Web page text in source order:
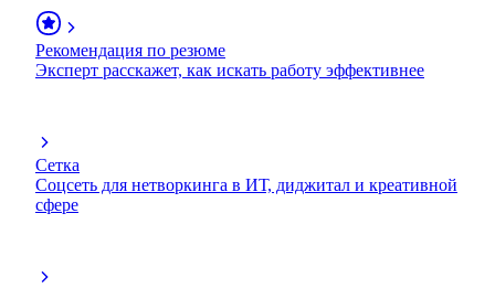
Рекомендация по резюме
Эксперт расскажет, как искать работу эффективнее
Сетка
Соцсеть для нетворкинга в ИТ, диджитал и креативной
сфере